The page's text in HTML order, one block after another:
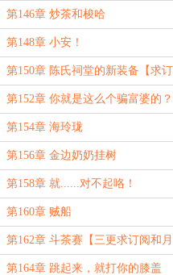
第146章 炒茶和梭哈
第148章 小安！
第150章 陈氏祠堂的新装备【求订
阅、月票】
第152章 你就是这么个骗富婆的？
第154章 海玲珑
第156章 金边奶奶挂树
第158章 就......对不起咯！
第160章 贼船
第162章 斗茶赛【三更求订阅和月
票】
第164章 跳起来，就打你的膝盖